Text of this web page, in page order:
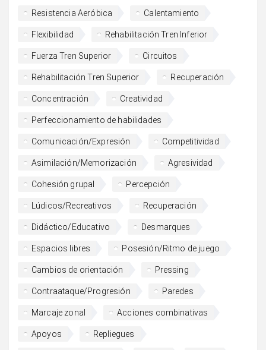
Resistencia Aeróbica Calentamiento
Flexibilidad Rehabilitación Tren Inferior
Fuerza Tren Superior Circuitos
Rehabilitación Tren Superior Recuperación
Concentración Creatividad
Perfeccionamiento de habilidades
Comunicación/Expresión Competitividad
Asimilación/Memorización Agresividad
Cohesión grupal Percepción
Lúdicos/Recreativos Recuperación
Didáctico/Educativo Desmarques
Espacios libres Posesión/Ritmo de juego
Cambios de orientación Pressing
Contraataque/Progresión Paredes
Marcaje zonal Acciones combinativas
Apoyos Repliegues